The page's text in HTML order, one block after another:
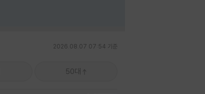
2026.08.07 07:54 기준
50대